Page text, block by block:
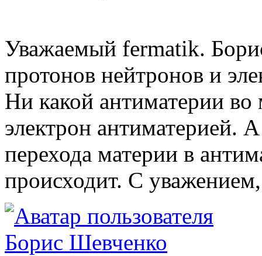
Уважаемый fermatik.
протонов нейтронов и
Ни какой антиматерии во
электрон антиматерией.
перехода материи в
происходит. С
Борис Шевченко